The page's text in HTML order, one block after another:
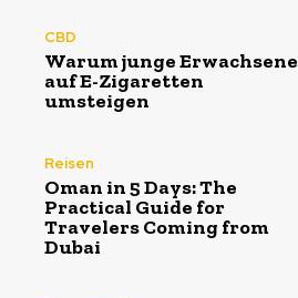
CBD
Warum junge Erwachsene
auf E-Zigaretten
umsteigen
Reisen
Oman in 5 Days: The
Practical Guide for
Travelers Coming from
Dubai